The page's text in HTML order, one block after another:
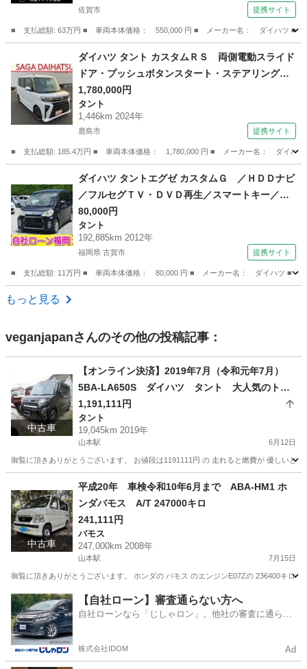
佐賀市 提携サイト
■ 支払総額: 63万円 ■ 車両本体価格： 550,000 円 ■ メーカー名： ダイハツ ■
ミラ
ダイハツ タント カスタムＲＳ 両側電動スライド
ドア・プッシュボタンスタート・ステアリングス
イッチ・オートエアコン・キーフリーシステム・
シートヒーター・全周囲カメラ対応・アルミホイ
ール・パワーウィンドウ （検9.11）
1,780,000円
タント
1,446km 2024年
鹿島市 提携サイト
■ 支払総額: 185.4万円 ■ 車両本体価格： 1,780,000 円 ■ メーカー名： ダイハ
タント
ダイハツ タントエグゼ カスタムＧ ／ＨＤＤナビ
／フルセグＴＶ・ＤＶＤ再生／スマートキー／ア
イドリングストップ／アルミホイール／ＨＩＤラ
イト／盗難防止／ＥＴＣ／ウィンカーミラー／タ
イミングチェーン （検9.3）
80,000円
タント
192,885km 2012年
福岡県 古賀市 提携サイト
■ 支払総額: 11万円 ■ 車両本体価格： 80,000 円 ■ メーカー名： ダイハツ ■ 車
福岡 古賀市
もっと見る
veganjapanさんのその他の投稿記事：
中古車
【オンライン決済】2019年7月（令和元年7月）
5BA-LA650S ダイハツ タント 大人気のトッ
プグレード カスタムRS ターボエンジン 1904
5km DAIHATSU TANTO CUSTOM RS TU
RBO BLACK
1,191,111円
タント
19,045km 2019年
山本駅 6月12日
御覧に頂きありがとうございます。 お値段は1191111円 の 走れると燃費が 優しい
山本駅 タント DAIHATSU
中古車
平成20年 車検令和10年6月まで ABA-HM1 ホ
ンダバモス A/T 247000キロ
241,111円
バモス
247,000km 2008年
山本駅 7月15日
御覧に頂きありがとうございます。 ホンダの バモス のエンジンE07Zの 236400キロ
佐賀 唐津市 山本駅 バモス
【自社ローン】審査通らない方へ
自社ローンなら「じしゃロン」。他社の審査に通らな
株式会社IDOM Ad